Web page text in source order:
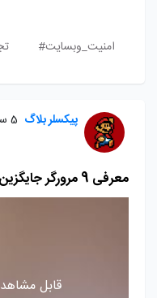
امنیت_وبسایت#
پیکسلر بلاگ 5 سال پیش
معرفی 9 مرورگر جایگزین گوگل
قابل